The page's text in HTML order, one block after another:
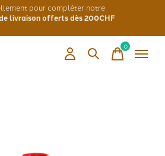
pour compléter notre
livraison offerts dès 200CHF
0items